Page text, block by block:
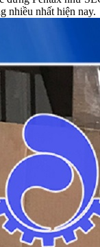
nhiều nhất hiện nay.